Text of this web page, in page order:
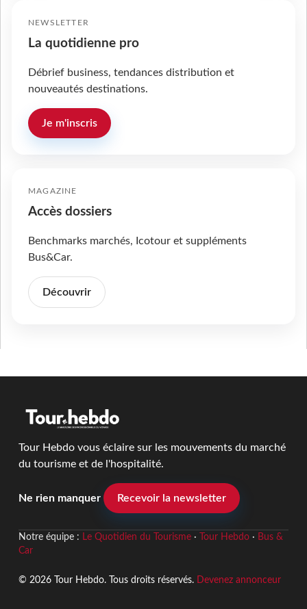
NEWSLETTER
La quotidienne pro
Débrief business, tendances distribution et
nouveautés destinations.
Je m'inscris
MAGAZINE
Accès dossiers
Benchmarks marchés, Icotour et suppléments
Bus&Car.
Découvrir
Tour Hebdo vous éclaire sur les mouvements du marché
du tourisme et de l'hospitalité.
Ne rien manquer Recevoir la newsletter
Notre équipe : Le Quotidien du Tourisme· Tour Hebdo· Bus &
Car
© 2026 Tour Hebdo. Tous droits réservés. Devenez annonceur